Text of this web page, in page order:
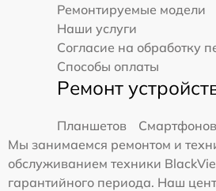
Ремонтируемые модели
Наши услуги
Согласие на обработку
Способы оплаты
Ремонт
Планшетов
Смартфонов
Мы занимаемся ремонтом и
обслуживанием техники
гарантийного периода. Наш